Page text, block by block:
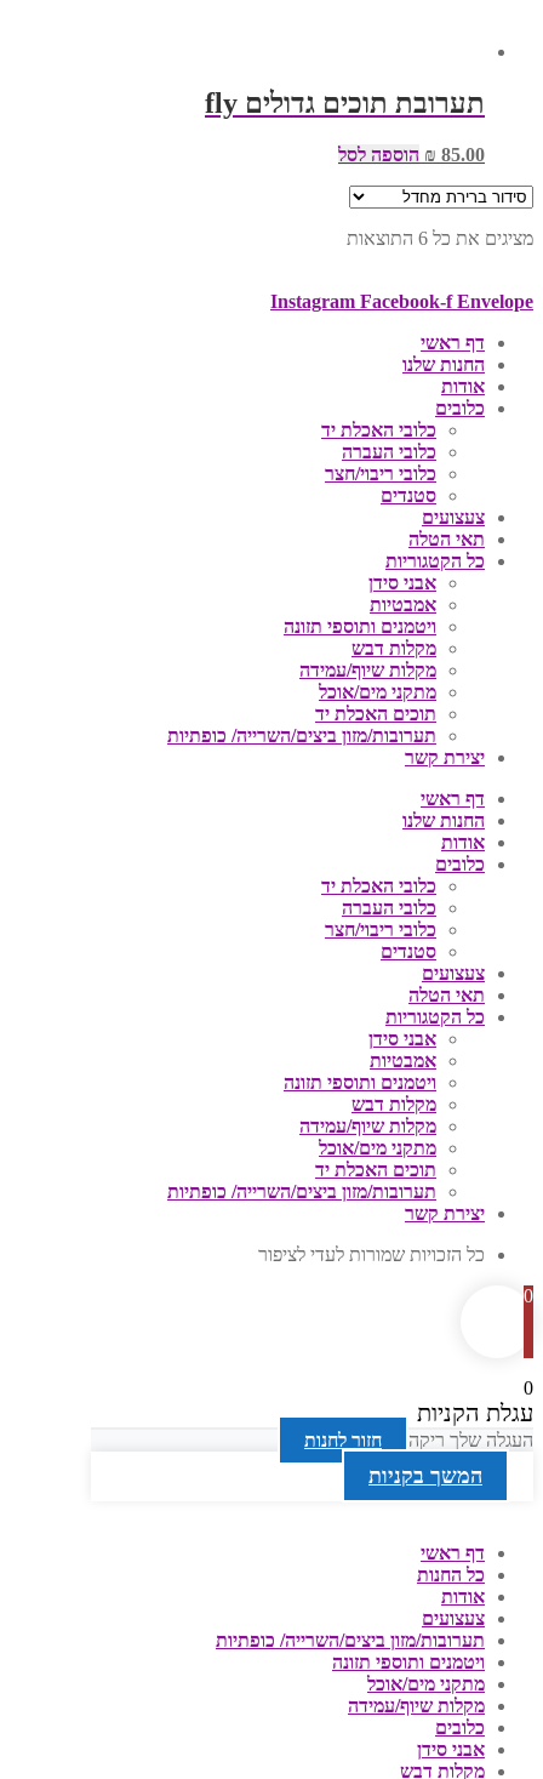
תערובת תוכים גדולים fly
₪ 85.00 הוספה לסל
מציגים את כל ⁦6⁩ התוצאות
Instagram Facebook-f Envelope
דף ראשי
החנות שלנו
אודות
כלובים
כלובי האכלת יד
כלובי העברה
כלובי ריבוי/חצר
סטנדים
צעצועים
תאי הטלה
כל הקטגוריות
אבני סידן
אמבטיות
ויטמנים ותוספי תזונה
מקלות דבש
מקלות שיוף/עמידה
מתקני מים/אוכל
תוכים האכלת יד
תערובות/מזון ביצים/השרייה/ כופתיות
יצירת קשר
דף ראשי
החנות שלנו
אודות
כלובים
כלובי האכלת יד
כלובי העברה
כלובי ריבוי/חצר
סטנדים
צעצועים
תאי הטלה
כל הקטגוריות
אבני סידן
אמבטיות
ויטמנים ותוספי תזונה
מקלות דבש
מקלות שיוף/עמידה
מתקני מים/אוכל
תוכים האכלת יד
תערובות/מזון ביצים/השרייה/ כופתיות
יצירת קשר
כל הזכויות שמורות לעדי לציפור
0
0
עגלת הקניות
העגלה שלך ריקה חזור לחנות
המשך בקניות
דף ראשי
כל החנות
אודות
צעצועים
תערובות/מזון ביצים/השרייה/ כופתיות
ויטמנים ותוספי תזונה
מתקני מים/אוכל
מקלות שיוף/עמידה
כלובים
אבני סידן
מקלות דבש